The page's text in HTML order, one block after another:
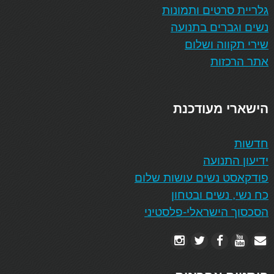
גלריית סרטים ותמונות
נשים וגברים בתנועה
שירי תקווה ושלום
אתר הרכזות
הישארי מעודכנת
חדשות
ידיעון התנועה
פודקאסט נשים עושות שלום
כח נשי, נשים ובטחון
הסכסוך הישראלי-פלסטיני